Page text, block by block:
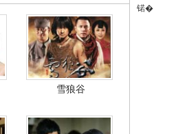
雪狼谷
锘�